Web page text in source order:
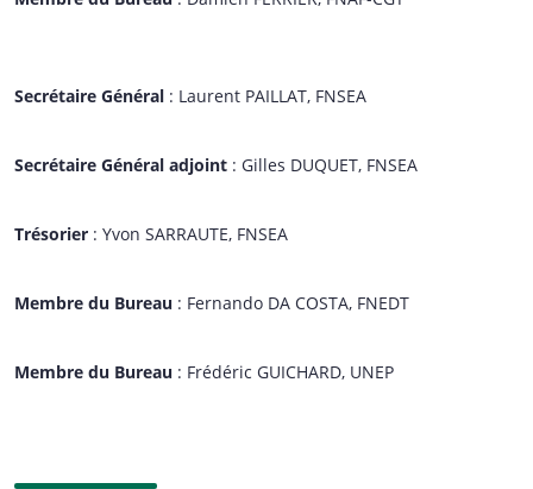
Secrétaire Général : Laurent PAILLAT, FNSEA
Secrétaire Général adjoint : Gilles DUQUET, FNSEA
Trésorier : Yvon SARRAUTE, FNSEA
Membre du Bureau : Fernando DA COSTA, FNEDT
Membre du Bureau : Frédéric GUICHARD, UNEP